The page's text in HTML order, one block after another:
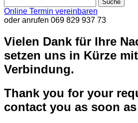
Online Termin vereinbaren
oder anrufen 069 829 937 73
Vielen Dank für Ihre
setzen uns in Kürze
Verbindung.
Thank you for your
contact you as soon